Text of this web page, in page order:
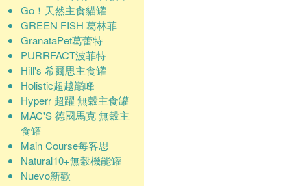
Go！天然主食貓罐
GREEN FISH 葛林菲
GranataPet葛蕾特
PURRFACT波菲特
Hill's 希爾思主食罐
Holistic超越巔峰
Hyperr 超躍 無穀主食罐
MAC'S 德國馬克 無穀主
食罐
Main Course每客思
Natural10+無榖機能罐
Nuevo新歡